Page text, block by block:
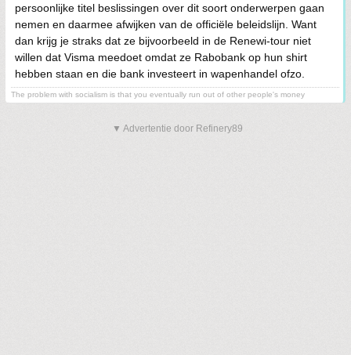
persoonlijke titel beslissingen over dit soort onderwerpen gaan
nemen en daarmee afwijken van de officiële beleidslijn. Want
dan krijg je straks dat ze bijvoorbeeld in de Renewi-tour niet
willen dat Visma meedoet omdat ze Rabobank op hun shirt
hebben staan en die bank investeert in wapenhandel ofzo.
The problem with socialism is that you eventually run out of other people's money
▼ Advertentie door Refinery89